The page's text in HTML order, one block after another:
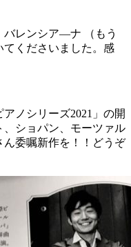
バレンシア―ナ （もう
くださいました。感
アノシリーズ2021 」の開
ショパン、モーツァル
ん委嘱新作を！！どうぞ